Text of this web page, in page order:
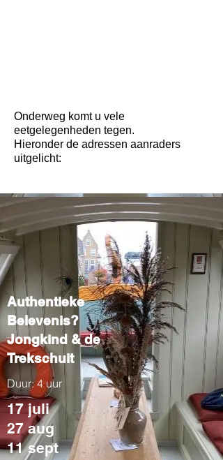
Onderweg komt u vele
eetgelegenheden tegen.
Hieronder de adressen aanraders
uitgelicht:
Authentieke
Belevenis?
Jongkind & de
Trekschuit
Duur: 4 uur
17 juli
27 aug
11 sept